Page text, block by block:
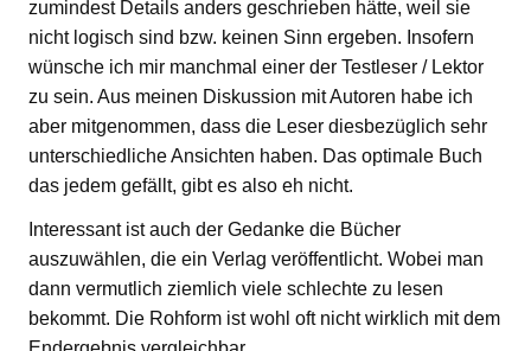
zumindest Details anders geschrieben hätte, weil sie
nicht logisch sind bzw. keinen Sinn ergeben. Insofern
wünsche ich mir manchmal einer der Testleser / Lektor
zu sein. Aus meinen Diskussion mit Autoren habe ich
aber mitgenommen, dass die Leser diesbezüglich sehr
unterschiedliche Ansichten haben. Das optimale Buch
das jedem gefällt, gibt es also eh nicht.
Interessant ist auch der Gedanke die Bücher
auszuwählen, die ein Verlag veröffentlicht. Wobei man
dann vermutlich ziemlich viele schlechte zu lesen
bekommt. Die Rohform ist wohl oft nicht wirklich mit dem